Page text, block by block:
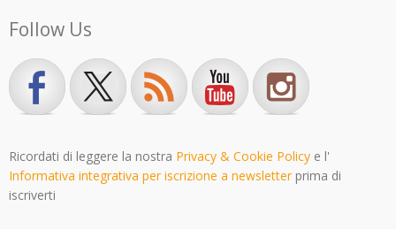
Follow Us
Ricordati di leggere la nostra Privacy & Cookie Policy e l'
Informativa integrativa per iscrizione a newsletterprima di
iscriverti